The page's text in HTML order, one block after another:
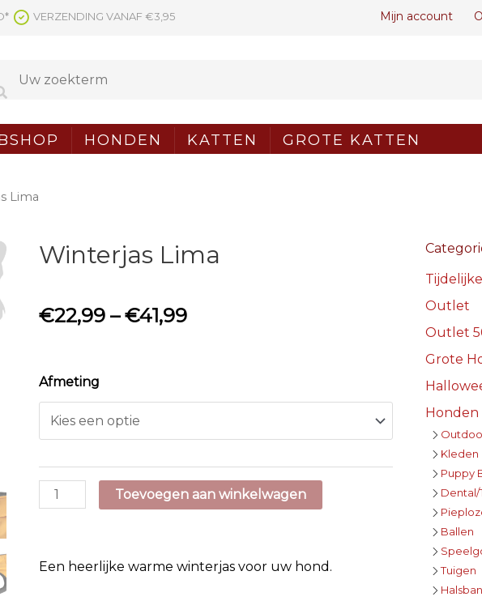
VERZENDING VANAF €3,95 Mijn account
HONDEN KATTEN GROTE KATTEN
Lima
Winterjas Lima
€22,99 –€41,99
Afmeting
Winterjas
Toevoegen aan winkelwagen
Een heerlijke warme winterjas voor uw hond.
Outlet
Outlet
Grote
Honden
Kleden
Puppy
Ballen
Tuigen